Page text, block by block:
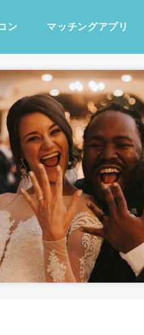
ン マッチングアプリ
グルメ 趣味・旅行